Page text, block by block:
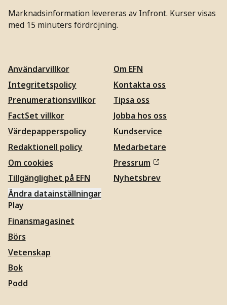
Marknadsinformation levereras av Infront. Kurser visas
med 15 minuters fördröjning.
Användarvillkor
Integritetspolicy
Prenumerationsvillkor
FactSet villkor
Värdepapperspolicy
Redaktionell policy
Om cookies
Tillgänglighet på EFN
Ändra datainställningar
Om EFN
Kontakta oss
Tipsa oss
Jobba hos oss
Kundservice
Medarbetare
Pressrum
Nyhetsbrev
Play
Finansmagasinet
Börs
Vetenskap
Bok
Podd